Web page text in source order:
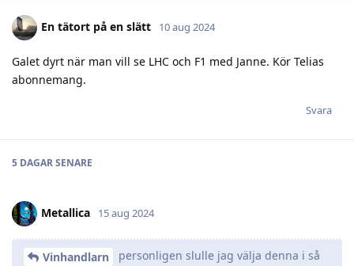
En tätort på en slätt 10 aug 2024
Galet dyrt när man vill se LHC och F1 med Janne. Kör Telias
abonnemang.
Svara
5 DAGARSENARE
Metallica 15 aug 2024
Vinhandlarn
personligen slulle jag välja denna i så